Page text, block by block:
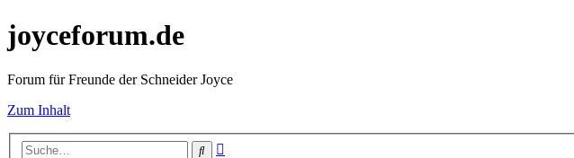
joyceforum.de
Forum für Freunde der Schneider Joyce
Zum Inhalt
Suche